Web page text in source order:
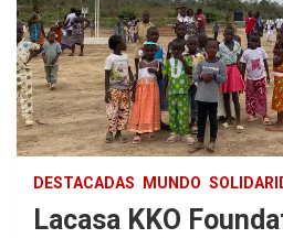
DESTACADAS MUNDO
Lacasa KKO